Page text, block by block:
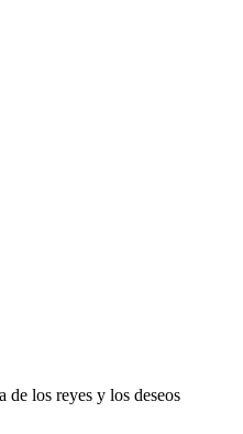
de los reyes y los deseos